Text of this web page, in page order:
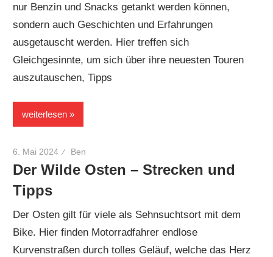
nur Benzin und Snacks getankt werden können,
sondern auch Geschichten und Erfahrungen
ausgetauscht werden. Hier treffen sich
Gleichgesinnte, um sich über ihre neuesten Touren
auszutauschen, Tipps
weiterlesen
6. Mai 2024 Ben
Der Wilde Osten – Strecken und
Tipps
Der Osten gilt für viele als Sehnsuchtsort mit dem
Bike. Hier finden Motorradfahrer endlose
Kurvenstraßen durch tolles Geläuf, welche das Herz